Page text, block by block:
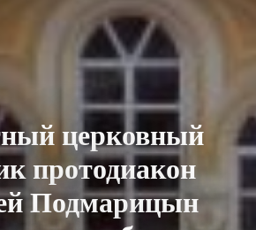
церковный
протодиакон
Подмарицын